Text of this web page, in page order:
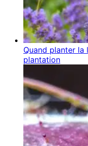
Quand planter
plantation